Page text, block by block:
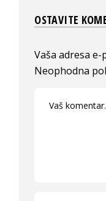
OSTAVITE
Vaša adresa
Neophodna